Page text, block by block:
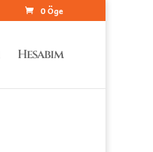
0 Öge
Hesabım